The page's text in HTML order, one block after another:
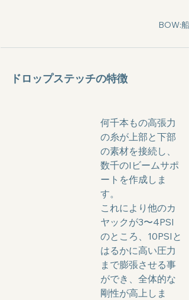
BOW:船
ドロップステッチの特徴
何千本もの高張力
の糸が上部と下部
の素材を接続し、
数千のIビームサポ
ートを作成しま
す。
これにより他のカ
ヤックが3〜4PSI
のところ、10PSIと
はるかに高い圧力
まで膨張させる事
ができ、全体的な
剛性が高上しま